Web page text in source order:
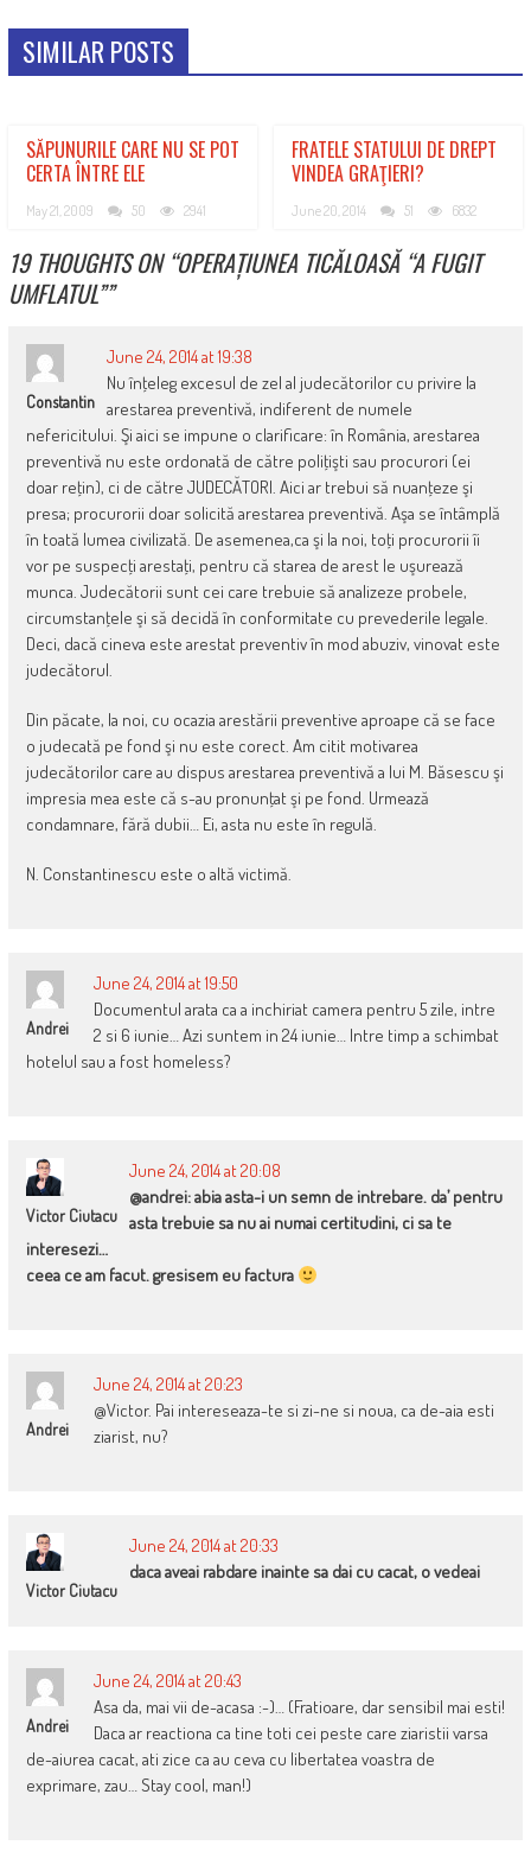
SIMILAR POSTS
SĂPUNURILE CARE NU SE POT
CERTA ÎNTRE ELE
May 21, 2009 50 2941
FRATELE STATULUI DE DREPT
VINDEA GRAŢIERI?
June 20, 2014 51 6832
19 THOUGHTS ON “OPERAȚIUNEA TICĂLOASĂ “A FUGIT
UMFLATUL””
Constantin
June 24, 2014 at 19:38
Nu înţeleg excesul de zel al judecătorilor cu privire la
arestarea preventivă, indiferent de numele
nefericitului. Şi aici se impune o clarificare: în România, arestarea
preventivă nu este ordonată de către poliţişti sau procurori (ei
doar reţin), ci de către JUDECĂTORI. Aici ar trebui să nuanţeze şi
presa; procurorii doar solicită arestarea preventivă. Aşa se întâmplă
în toată lumea civilizată. De asemenea,ca şi la noi, toţi procurorii îi
vor pe suspecţi arestaţi, pentru că starea de arest le uşurează
munca. Judecătorii sunt cei care trebuie să analizeze probele,
circumstanţele şi să decidă în conformitate cu prevederile legale.
Deci, dacă cineva este arestat preventiv în mod abuziv, vinovat este
judecătorul.
Din păcate, la noi, cu ocazia arestării preventive aproape că se face
o judecată pe fond şi nu este corect. Am citit motivarea
judecătorilor care au dispus arestarea preventivă a lui M. Băsescu şi
impresia mea este că s-au pronunţat şi pe fond. Urmează
condamnare, fără dubii… Ei, asta nu este în regulă.
N. Constantinescu este o altă victimă.
Andrei
June 24, 2014 at 19:50
Documentul arata ca a inchiriat camera pentru 5 zile, intre
2 si 6 iunie… Azi suntem in 24 iunie… Intre timp a schimbat
hotelul sau a fost homeless?
Victor Ciutacu
June 24, 2014 at 20:08
@andrei: abia asta-i un semn de intrebare. da’ pentru
asta trebuie sa nu ai numai certitudini, ci sa te
interesezi…
ceea ce am facut. gresisem eu factura
Andrei
June 24, 2014 at 20:23
@Victor. Pai intereseaza-te si zi-ne si noua, ca de-aia esti
ziarist, nu?
Victor Ciutacu
June 24, 2014 at 20:33
daca aveai rabdare inainte sa dai cu cacat, o vedeai
Andrei
June 24, 2014 at 20:43
Asa da, mai vii de-acasa :-)… (Fratioare, dar sensibil mai esti!
Daca ar reactiona ca tine toti cei peste care ziaristii varsa
de-aiurea cacat, ati zice ca au ceva cu libertatea voastra de
exprimare, zau… Stay cool, man!)